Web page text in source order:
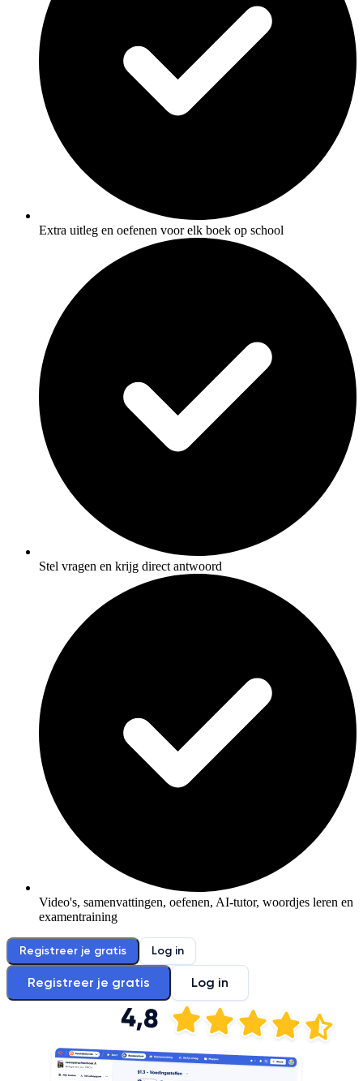
Extra uitleg en oefenen voor elk boek op school
Stel vragen en krijg direct antwoord
Video's, samenvattingen, oefenen, AI-tutor, woordjes leren en
examentraining
Registreer je gratis Log in
Registreer je gratis Log in